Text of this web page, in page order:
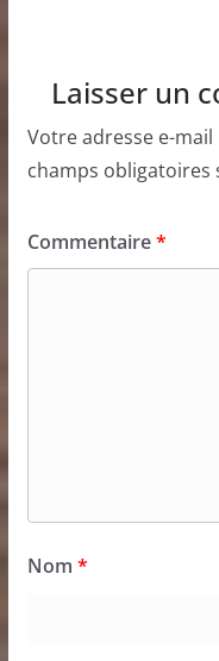
Laisser un
Votre adresse e-
champs obligatoires
Commentaire*
Nom *